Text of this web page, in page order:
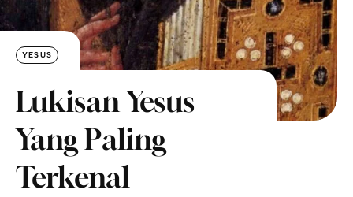
YESUS
Lukisan Yesus
Yang Paling
Terkenal